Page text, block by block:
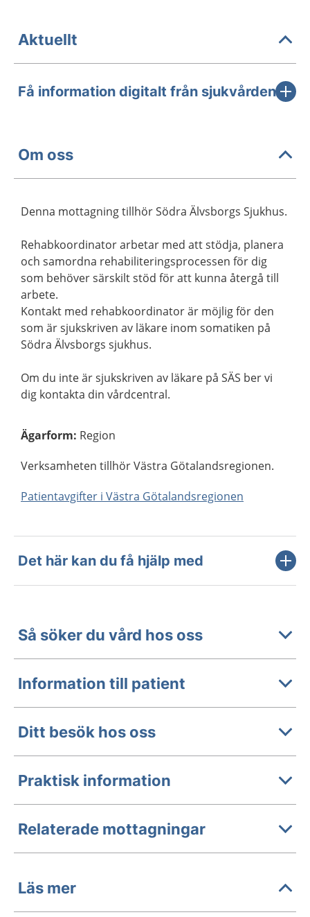
Aktuellt
Få information digitalt från sjukvården
Om oss
Denna mottagning tillhör Södra Älvsborgs Sjukhus.
Rehabkoordinator arbetar med att stödja, planera
och samordna rehabiliteringsprocessen för dig
som behöver särskilt stöd för att kunna återgå till
arbete.
Kontakt med rehabkoordinator är möjlig för den
som är sjukskriven av läkare inom somatiken på
Södra Älvsborgs sjukhus.
Om du inte är sjukskriven av läkare på SÄS ber vi
dig kontakta din vårdcentral.
Ägarform: Region
Verksamheten tillhör Västra Götalandsregionen.
Patientavgifter i Västra Götalandsregionen
Det här kan du få hjälp med
Så söker du vård hos oss
Information till patient
Ditt besök hos oss
Praktisk information
Relaterade mottagningar
Läs mer